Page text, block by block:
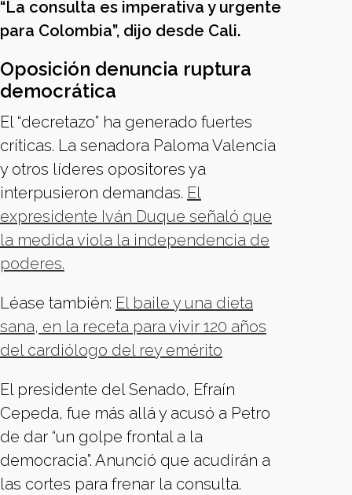
“La consulta es imperativa y urgente
para Colombia”, dijo desde Cali.
Oposición denuncia ruptura
democrática
El “decretazo” ha generado fuertes
críticas. La senadora Paloma Valencia
y otros líderes opositores ya
interpusieron demandas. El
expresidente Iván Duque señaló que
la medida viola la independencia de
poderes.
Léase también: El baile y una dieta
sana, en la receta para vivir 120 años
del cardiólogo del rey emérito
El presidente del Senado, Efraín
Cepeda, fue más allá y acusó a Petro
de dar “un golpe frontal a la
democracia”. Anunció que acudirán a
las cortes para frenar la consulta.